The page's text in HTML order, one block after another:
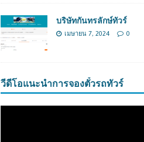
บริษัทกันทรลักษ์ทัวร์
เมษายน 7, 2024 0
วีดีโอแนะนำการจองตั๋วรถทัวร์